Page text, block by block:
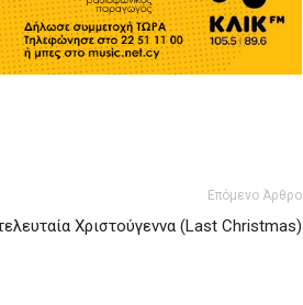
Επόμενο Άρθρο
Χριστούγεννα (Last Christmas)